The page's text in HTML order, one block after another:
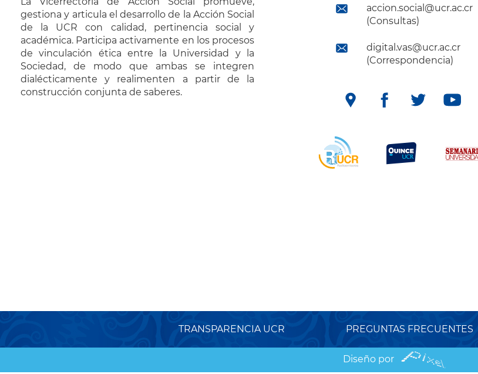
gestiona y articula el desarrollo de la Acción Social
de la UCR con calidad, pertinencia social y
académica. Participa activamente en los procesos
de vinculación ética entre la Universidad y la
Sociedad, de modo que ambas se integren
dialécticamente y realimenten a partir de la
construcción conjunta de saberes.
accion.social@ucr.ac.cr
(Consultas)
digital.vas@ucr.ac.cr
(Correspondencia)
TRANSPARENCIA UCR PREGUNTAS FRECUENTES
Diseño por